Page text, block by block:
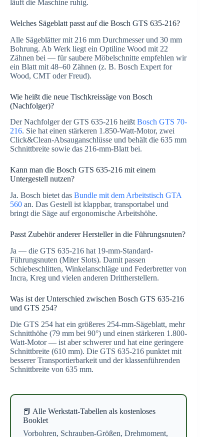
läuft die Maschine ruhig.
Welches Sägeblatt passt auf die Bosch GTS 635-216?
Alle Sägeblätter mit 216 mm Durchmesser und 30 mm
Bohrung. Ab Werk liegt ein Optiline Wood mit 22
Zähnen bei — für saubere Möbelschnitte empfehlen wir
ein Blatt mit 48–60 Zähnen (z. B. Bosch Expert for
Wood, CMT oder Freud).
Wie heißt die neue Tischkreissäge von Bosch
(Nachfolger)?
Der Nachfolger der GTS 635-216 heißtBosch GTS 70-
216. Sie hat einen stärkeren 1.850-Watt-Motor, zwei
Click&Clean-Absauganschlüsse und behält die 635 mm
Schnittbreite sowie das 216-mm-Blatt bei.
Kann man die Bosch GTS 635-216 mit einem
Untergestell nutzen?
Ja. Bosch bietet das Bundle mit dem Arbeitstisch GTA
560 an. Das Gestell ist klappbar, transportabel und
bringt die Säge auf ergonomische Arbeitshöhe.
Passt Zubehör anderer Hersteller in die Führungsnuten?
Ja — die GTS 635-216 hat 19-mm-Standard-
Führungsnuten (Miter Slots). Damit passen
Schiebeschlitten, Winkelanschläge und Federbretter von
Incra, Kreg und vielen anderen Drittherstellern.
Was ist der Unterschied zwischen Bosch GTS 635-216
und GTS 254?
Die GTS 254 hat ein größeres 254-mm-Sägeblatt, mehr
Schnitthöhe (79 mm bei 90°) und einen stärkeren 1.800-
Watt-Motor — ist aber schwerer und hat eine geringere
Schnittbreite (610 mm). Die GTS 635-216 punktet mit
besserer Transportierbarkeit und der klassenführenden
Schnittbreite von 635 mm.
📕 Alle Werkstatt-Tabellen als kostenloses
Booklet
Vorbohren, Schrauben-Größen, Drehmoment,